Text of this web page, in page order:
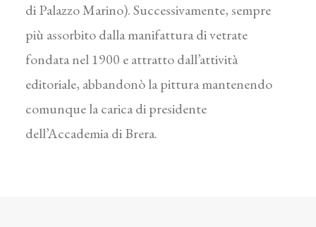
di Palazzo Marino). Successivamente, sempre
più assorbito dalla manifattura di vetrate
fondata nel 1900 e attratto dall’attività
editoriale, abbandonò la pittura mantenendo
comunque la carica di presidente
dell’Accademia di Brera.